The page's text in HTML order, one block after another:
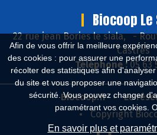
Afin de vous offrir la meilleure
des cookies : pour assurer une
récolter des statistiques afin
du site et vous proposer une
sécurité. Vous pouvez changer
paramétrant vos cookies.
En savoir plus et
Biocoop
22 rue jean Bories le siala,-
Castres
Téléphone :05 63
Biocoop.fr
Le
Copyright